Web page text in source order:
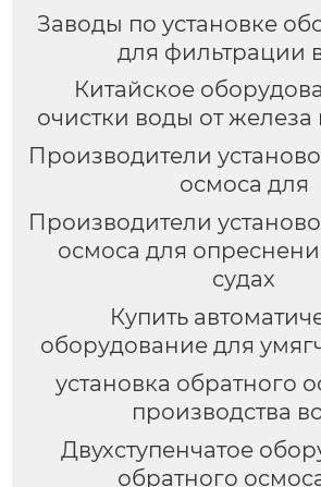
Заводы по установке
для фильтрации
Китайское
очистки воды от
Производители
осмоса для
Производители
осмоса для
судах
Купить
оборудование для
установка обратного
производства
Двухступенчатое
обратного